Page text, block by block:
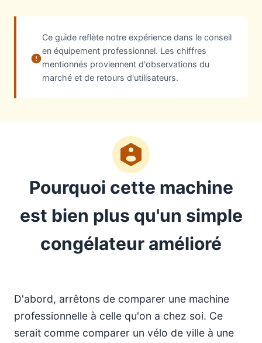
Ce guide reflète notre expérience dans le conseil
en équipement professionnel. Les chiffres
mentionnés proviennent d'observations du
marché et de retours d'utilisateurs.
Pourquoi cette machine
est bien plus qu'un simple
congélateur amélioré
D'abord, arrêtons de comparer une machine
professionnelle à celle qu'on a chez soi. Ce
serait comme comparer un vélo de ville à une